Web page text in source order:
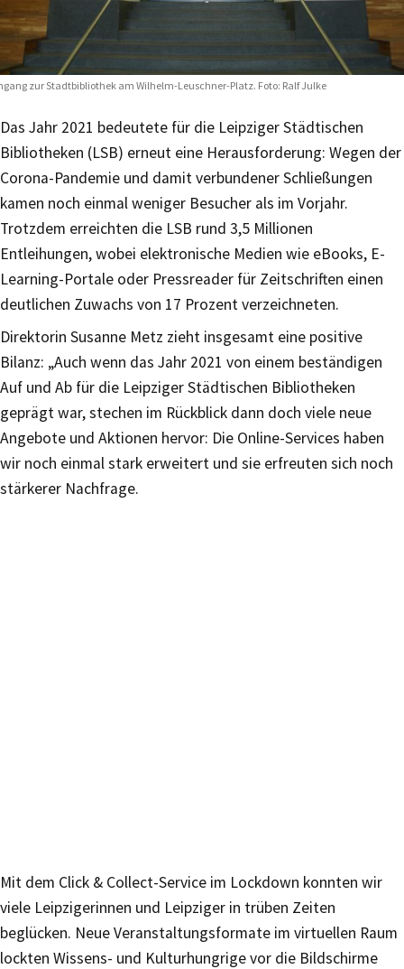
zur Stadtbibliothek am Wilhelm-Leuschner-Platz. Foto: Ralf Julke
Das Jahr 2021 bedeutete für die Leipziger Städtischen
Bibliotheken (LSB) erneut eine Herausforderung: Wegen der
Corona-Pandemie und damit verbundener Schließungen
kamen noch einmal weniger Besucher als im Vorjahr.
Trotzdem erreichten die LSB rund 3,5 Millionen
Entleihungen, wobei elektronische Medien wie eBooks, E-
Learning-Portale oder Pressreader für Zeitschriften einen
deutlichen Zuwachs von 17 Prozent verzeichneten.
Direktorin Susanne Metz zieht insgesamt eine positive
Bilanz: „Auch wenn das Jahr 2021 von einem beständigen
Auf und Ab für die Leipziger Städtischen Bibliotheken
geprägt war, stechen im Rückblick dann doch viele neue
Angebote und Aktionen hervor: Die Online-Services haben
wir noch einmal stark erweitert und sie erfreuten sich noch
stärkerer Nachfrage.
Mit dem Click & Collect-Service im Lockdown konnten wir
viele Leipzigerinnen und Leipziger in trüben Zeiten
beglücken. Neue Veranstaltungsformate im virtuellen Raum
lockten Wissens- und Kulturhungrige vor die Bildschirme